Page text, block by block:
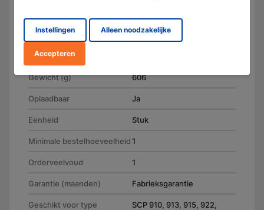
Gewicht (g) 606
Oplaadbaar Ja
Eenheid Stuk
Minimale bestelhoeveelheid1
Orderveelvoud 1
Garantie (maanden) Fabrieksgarantie
Geschikt voor type
SCP 910, 913, 915, 922,
Instellingen Alleen noodzakelijke
Accepteren